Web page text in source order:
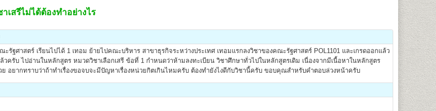
เสรีไม่ได้ต้องทำอย่างไร
ะรัฐศาสตร์ เรียนไปได้ 1 เทอม ย้ายไปคณะบริหาร สาขาธุรกิจระหว่างประเทศ เทอมแรกลงวิชาของคณะรัฐศาสตร์ POL1101 และเกรดออกแล้ว
วครับ ไปอ่านในหลักสูตร หมวดวิชาเลือกเสรี ข้อที่ 1 กำหนดว่าห้ามลงทะเบียน วิชาศึกษาทั่วไปในหลักสูตรเดิม เนื่องจากมีเนื้อหาในหลักสูตร
ย อยากทราบว่าถ้าทำเรื่องขอจบจะมีปัญหาเรื่องหน่วยกิตเกินไหมครับ ต้องทำยังไงดีกับวิชานี้ครับ ขอบคุณสำหรับคำตอบล่วงหน้าครับ